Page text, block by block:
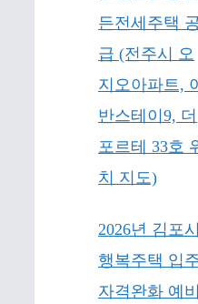
든전세주택
급 (전주시 오
지오아파트,
반스테이9, 더
포르테 33호
치 지도)
2026년 김포시
행복주택 입
자격완화 예비